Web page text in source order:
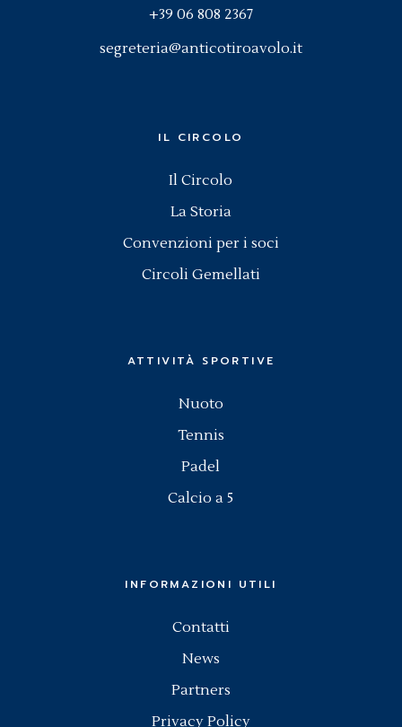
+39 06 808 2367
segreteria@anticotiroavolo.it
IL CIRCOLO
Il Circolo
La Storia
Convenzioni per i soci
Circoli Gemellati
ATTIVITÀ SPORTIVE
Nuoto
Tennis
Padel
Calcio a 5
INFORMAZIONI UTILI
Contatti
News
Partners
Privacy Policy